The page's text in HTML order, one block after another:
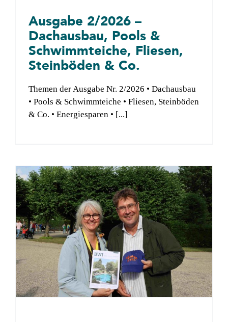
Ausgabe 2/2026 –
Dachausbau, Pools &
Schwimmteiche, Fliesen,
Steinböden & Co.
Themen der Ausgabe Nr. 2/2026 • Dachausbau
• Pools & Schwimmteiche • Fliesen, Steinböden
& Co. • Energiesparen • [...]